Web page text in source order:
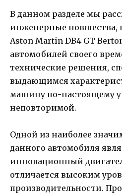
В данном разделе мы
инженерные новшества,
Aston Martin DB4 GT
автомобилей своего
технические решения,
выдающимся
машину по-настоящему
неповторимой.
Одной из наиболее
данного автомобиля
инновационный
отличается высоким
производительности.